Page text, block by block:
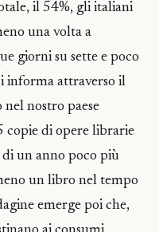
il 54%, gli italiani
una volta a
giorni su sette e poco
informa attraverso il
nostro paese
copie di opere librarie
un anno poco più
un libro nel tempo
emerge poi che,